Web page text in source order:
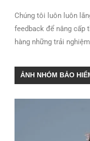
Chúng tôi luôn luôn
feedback để nâng cấp
hàng những trải
ẢNH NHÓM BẢO